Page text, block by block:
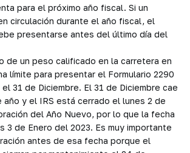
para el próximo año fiscal. Si un
circulación durante el año fiscal, el
presentarse antes del último día del
de un peso calificado en la carretera en
límite para presentar el Formulario 2290
31 de Diciembre. El 31 de Diciembre cae
y el IRS está cerrado el lunes 2 de
del Año Nuevo, por lo que la fecha
3 de Enero del 2023. Es muy importante
antes de esa fecha porque el